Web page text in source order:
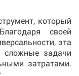
который
своей
эта
сложные задачи
затратами.